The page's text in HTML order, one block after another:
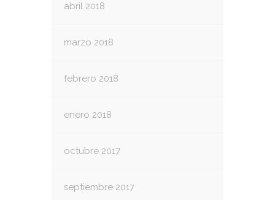
abril 2018
marzo 2018
febrero 2018
enero 2018
octubre 2017
septiembre 2017